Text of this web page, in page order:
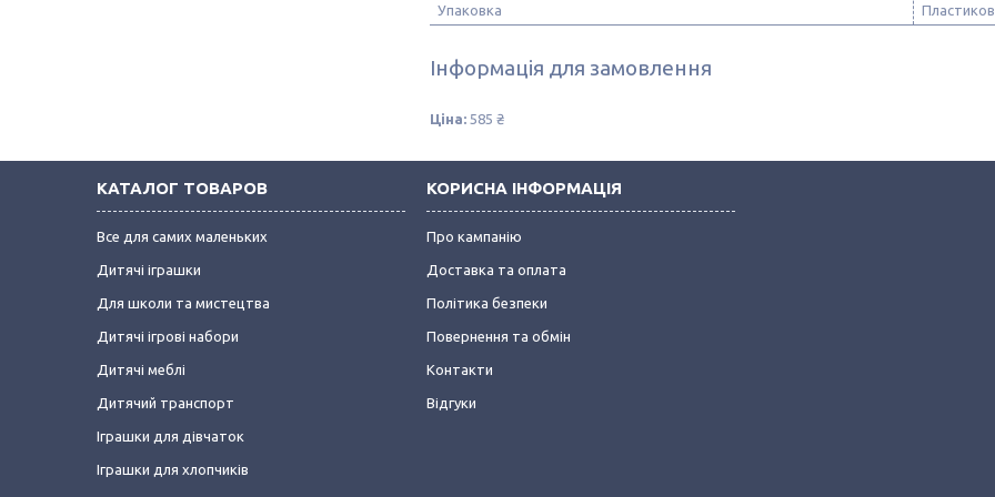
Упаковка
Інформація для замовлення
Ціна: 585 ₴
КАТАЛОГ ТОВАРОВ
Все для самих маленьких
Дитячі іграшки
Для школи та мистецтва
Дитячі ігрові набори
Дитячі меблі
Дитячий транспорт
Іграшки для дівчаток
Іграшки для хлопчиків
КОРИСНА ІНФОРМАЦІЯ
Про кампанію
Доставка та оплата
Політика безпеки
Повернення та обмін
Контакти
Відгуки